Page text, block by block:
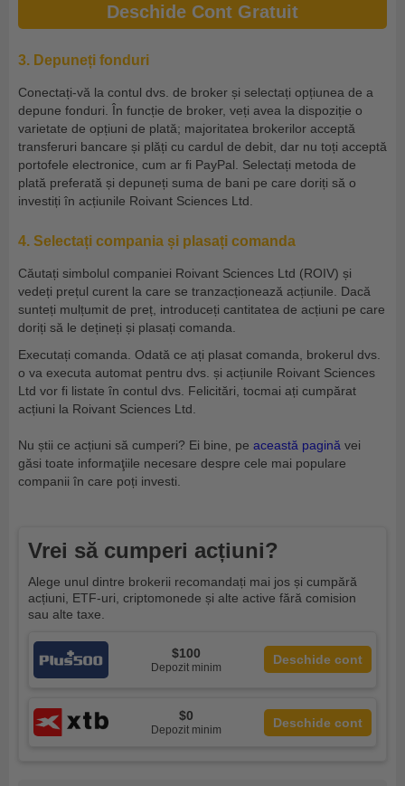
Deschide Cont Gratuit
3. Depuneți fonduri
Conectați-vă la contul dvs. de broker și selectați opțiunea de a
depune fonduri. În funcție de broker, veți avea la dispoziție o
varietate de opțiuni de plată; majoritatea brokerilor acceptă
transferuri bancare și plăți cu cardul de debit, dar nu toți acceptă
portofele electronice, cum ar fi PayPal. Selectați metoda de
plată preferată și depuneți suma de bani pe care doriți să o
investiți în acțiunile Roivant Sciences Ltd.
4. Selectați compania și plasați comanda
Căutați simbolul companiei Roivant Sciences Ltd (ROIV) și
vedeți prețul curent la care se tranzacționează acțiunile. Dacă
sunteți mulțumit de preț, introduceți cantitatea de acțiuni pe care
doriți să le dețineți și plasați comanda.
Executați comanda. Odată ce ați plasat comanda, brokerul dvs.
o va executa automat pentru dvs. și acțiunile Roivant Sciences
Ltd vor fi listate în contul dvs. Felicitări, tocmai ați cumpărat
acțiuni la Roivant Sciences Ltd.
Nu știi ce acțiuni să cumperi? Ei bine, pe această pagină vei
găsi toate informaţiile necesare despre cele mai populare
companii în care poți investi.
Vrei să cumperi acțiuni?
Alege unul dintre brokerii recomandați mai jos și cumpără
acțiuni, ETF-uri, criptomonede și alte active fără comision
sau alte taxe.
$100
Depozit minim
Deschide cont
$0
Depozit minim
Deschide cont